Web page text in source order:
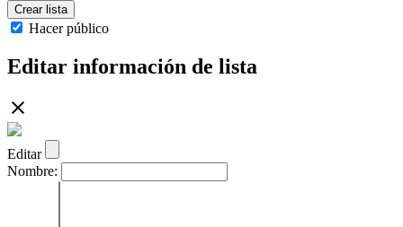
Crear lista
Hacer público
Editar información de lista
Editar
Nombre: